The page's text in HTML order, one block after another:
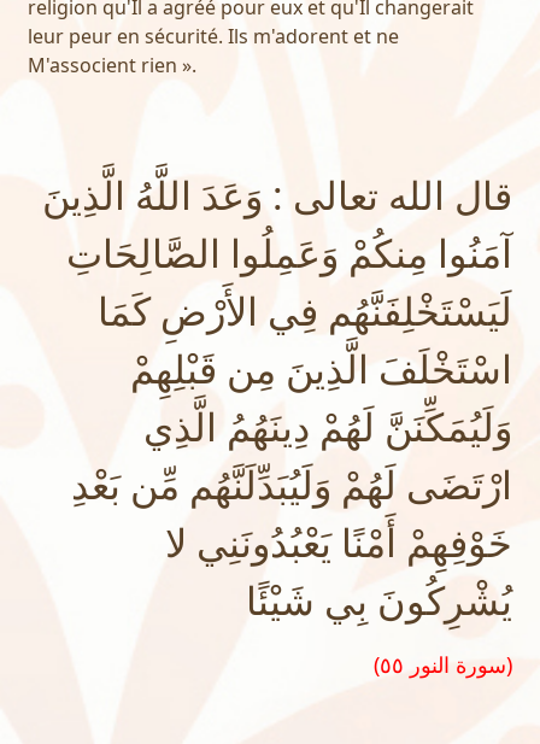
religion qu'Il a agréé pour eux et qu'Il changerait
leur peur en sécurité. Ils m'adorent et ne
M'associent rien ».
قال الله تعالى : وَعَدَ اللَّهُ الَّذِينَ
آمَنُوا مِنكُمْ وَعَمِلُوا الصَّالِحَاتِ
لَيَسْتَخْلِفَنَّهُم فِي الأَرْضِ كَمَا
اسْتَخْلَفَ الَّذِينَ مِن قَبْلِهِمْ
وَلَيُمَكِّنَنَّ لَهُمْ دِينَهُمُ الَّذِي
ارْتَضَى لَهُمْ وَلَيُبَدِّلَنَّهُم مِّن بَعْدِ
خَوْفِهِمْ أَمْنًا يَعْبُدُونَنِي لا
يُشْرِكُونَ بِي شَيْئًا
(سورة النور ٥٥)